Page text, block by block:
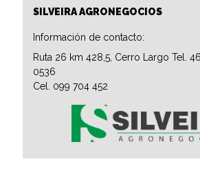
SILVEIRA AGRONEGOCIOS
Información de contacto:
Ruta 26 km 428,5, Cerro Largo Tel.
0536
Cel. 099 704 452